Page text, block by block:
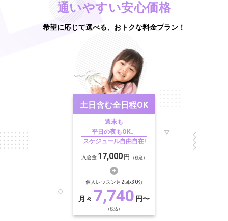
通いやすい安心価格
希望に応じて選べる、おトクな料金プラン！
土日含む全日程OK
週末も
平日の夜もOK。
スケジュール自由自在!
入会金 17,000 円 （税込）
個人レッスン月2回x30分
月々 7,740 円〜
（税込）